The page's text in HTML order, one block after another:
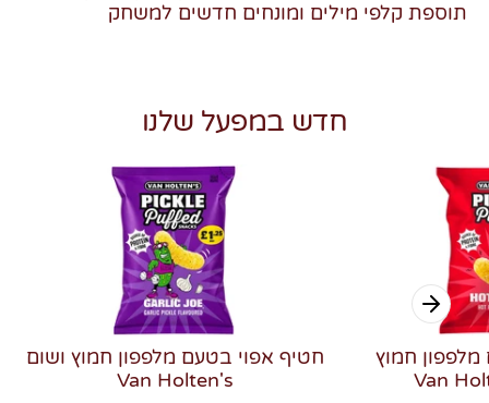
תוספת קלפי מילים ומונחים חדשים למשחק
חדש במפעל שלנו
חטיף אפוי בטעם מלפפון חמוץ ושום
Van Holten's
חמוץ